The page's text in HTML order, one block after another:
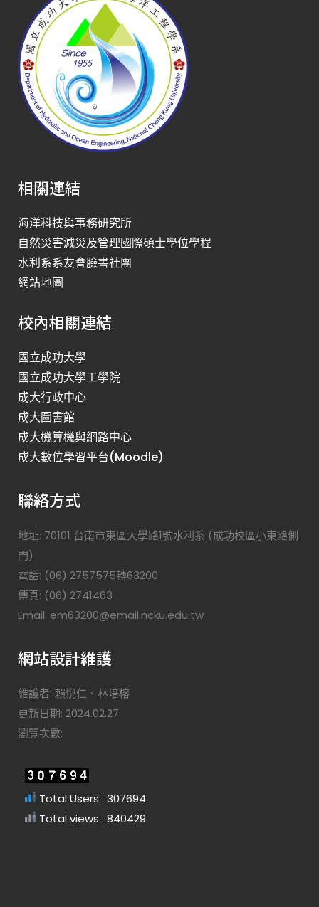
相關連結
海洋科技與事務研究所
自然災害減災及管理國際碩士學位學程
水利系系友會臉書社團
網站地圖
校內相關連結
國立成功大學
國立成功大學工學院
成大行政中心
成大圖書館
成大機算機與網路中心
成大數位學習平台(Moodle)
聯絡方式
地址: 70101 台南市東區大學路1號水利系 (成功校區小東路側
門)
電話: (06) 2757575轉63200
傳真: (06) 2741463
Email: em63200@email.ncku.edu.tw
網站設計維護
維護者: 賴悅仁、林培榕
更新日期: 2024.02.27
瀏覽次數:
Total Users : 307694
Total views : 840429